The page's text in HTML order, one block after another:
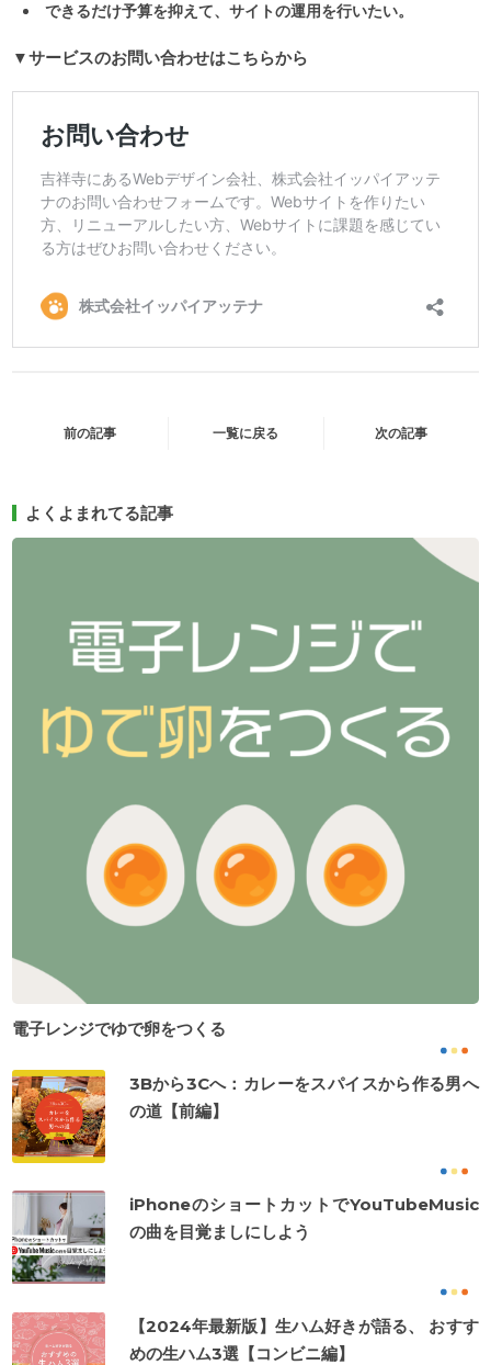
できるだけ予算を抑えて、サイトの運用を行いたい。
▼サービスのお問い合わせはこちらから
前の記事 一覧に戻る 次の記事
よくよまれてる記事
電子レンジでゆで卵をつくる
3Bから3Cへ：カレーをスパイスから作る男へ
の道【前編】
iPhoneのショートカットでYouTubeMusic
の曲を目覚ましにしよう
【2024年最新版】生ハム好きが語る、 おすす
めの生ハム3選【コンビニ編】